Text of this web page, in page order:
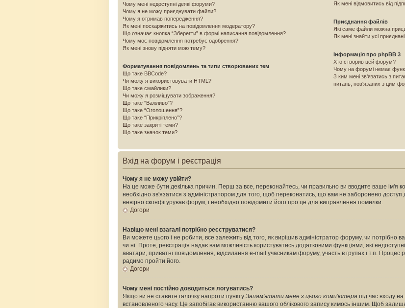
Чому мені недоступні деякі форуми?
Чому я не можу приєднувати файли?
Чому я отримав попередження?
Як мені поскаржитись на повідомлення модератору?
Що означає кнопка “Зберегти” в формі написання повідомлення?
Чому моє повідомлення потребує одобрення?
Як мені знову підняти мою тему?
Форматування повідомлень та типи створюваних тем
Що таке BBCode?
Чи можу я використовувати HTML?
Що таке смайлики?
Чи можу я розміщувати зображення?
Що таке “Важливо”?
Що таке “Оголошення”?
Що таке “Прикріплено”?
Що таке закриті теми?
Що таке значок теми?
Як мені відмовитись від
Приєднання файлів
Які саме файли можна
Як мені знайти усі
Інформація про phpBB 3
Хто створив цей форум?
Чому на форумі немає
З ким мені зв'язатись з
питань, пов'язаних з цим
Вхід на форум і реєстрація
Чому я не можу увійти?
На це може бути декілька причин. Перш за все, переконайтесь, чи правильно ви вводите ваше ім'я
необхідно зв'язатися з адміністратором для того, щоб переконатись, що вам не заборонено
невірно сконфігурував форум, і необхідно повідомити його про це для виправлення помилки.
Догори
Навіщо мені взагалі потрібно реєструватися?
Ви можете цього і не робити, все залежить від того, як вирішив адміністратор форуму, чи потрібно
чи ні. Проте, реєстрація надає вам можливість користуватись додатковими функціями, які
аватари, приватні повідомлення, відсилання e-mail учасникам форуму, участь в групах і т.п. Процес
радимо пройти його.
Догори
Чому мені постійно доводиться логуватись?
Якщо ви не ставите галочку напроти пункту Запам'ятати мене з цього комп'ютера під час входу
встановленого часу. Це запобігає використанню вашого облікового запису кимось іншим. Щоб